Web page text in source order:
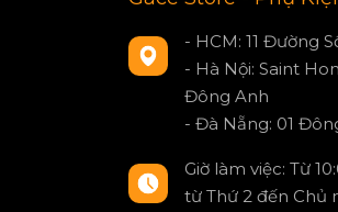
- HCM: 11 Đường
- Hà Nội: Saint
Đông Anh
- Đà Nẵng: 01
Giờ làm việc: Từ
từ Thứ 2 đến Chủ